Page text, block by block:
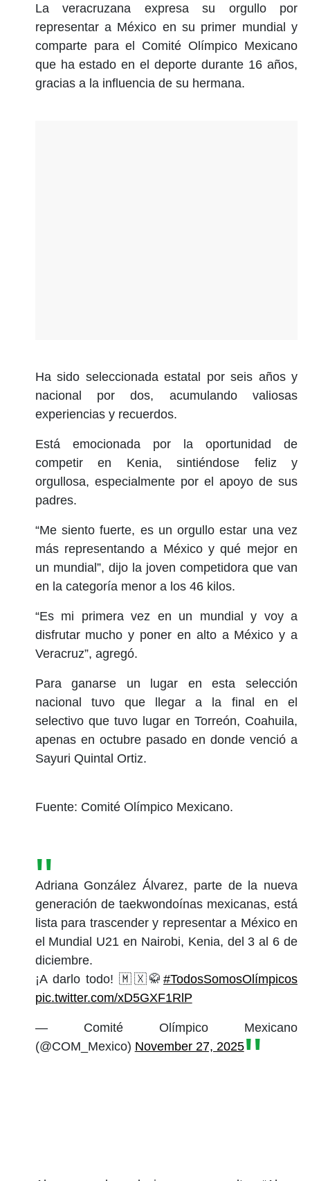
La veracruzana expresa su orgullo por
representar a México en su primer mundial y
comparte para el Comité Olímpico Mexicano
que ha estado en el deporte durante 16 años,
gracias a la influencia de su hermana.
Ha sido seleccionada estatal por seis años y
nacional por dos, acumulando valiosas
experiencias y recuerdos.
Está emocionada por la oportunidad de
competir en Kenia, sintiéndose feliz y
orgullosa, especialmente por el apoyo de sus
padres.
“Me siento fuerte, es un orgullo estar una vez
más representando a México y qué mejor en
un mundial”, dijo la joven competidora que van
en la categoría menor a los 46 kilos.
“Es mi primera vez en un mundial y voy a
disfrutar mucho y poner en alto a México y a
Veracruz”, agregó.
Para ganarse un lugar en esta selección
nacional tuvo que llegar a la final en el
selectivo que tuvo lugar en Torreón, Coahuila,
apenas en octubre pasado en donde venció a
Sayuri Quintal Ortiz.
Fuente: Comité Olímpico Mexicano.
Adriana González Álvarez, parte de la nueva
generación de taekwondoínas mexicanas, está
lista para trascender y representar a México en
el Mundial U21 en Nairobi, Kenia, del 3 al 6 de
diciembre.
¡A darlo todo! 🇲🇽🥋 #TodosSomosOlímpicos
pic.twitter.com/xD5GXF1RlP
— Comité Olímpico Mexicano
(@COM_Mexico) November 27, 2025